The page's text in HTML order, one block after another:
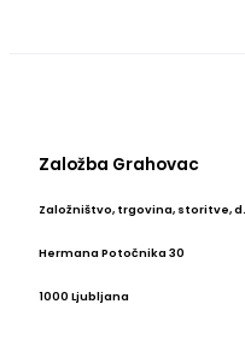
Založba Grahovac
Založništvo, trgovina, storitve,
Hermana Potočnika 30
1000 Ljubljana